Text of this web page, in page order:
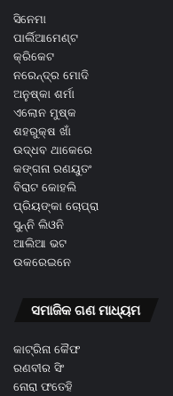
ସିନେମା
ପାର୍ଲିଆମେଣ୍ଟ
କ୍ରିକେଟ
ନରେନ୍ଦ୍ର ମୋଦି
ଅନୁଷ୍କା ଶର୍ମା
ଏଲୋନ ମୁଷ୍କ
ଶହରୁକ୍ଷ ଖାଁ
ଉଦ୍ଧବ ଥାକେରେ
କଙ୍ଗନା ରଣୟୁତଂ
ବିରାଟ କୋହଲି
ପ୍ରିୟଙ୍କା ଚୋପ୍ରା
ସୁନ୍ନି ଲିଓନି
ଆଲିଆ ଭଟ
ଉକରେଇନେ
ସମାଜିକ ଗଣ ମାଧ୍ୟମ
କାଟ୍ରିନା କୈଫ
ରଣବୀର ସିଂ
ନୋରା ଫତେହି